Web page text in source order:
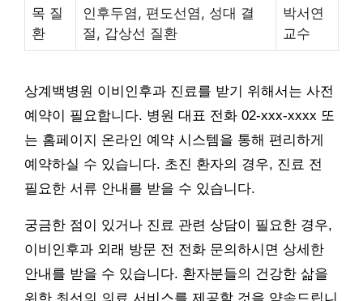
목 질
환
인후두염, 편도선염, 성대 결
절, 갑상선 질환
박서연
교수
상계백병원 이비인후과 진료를 받기 위해서는 사전
예약이 필요합니다. 병원 대표 전화 02-xxx-xxxx 또
는 홈페이지 온라인 예약 시스템을 통해 편리하게
예약하실 수 있습니다. 초진 환자의 경우, 진료 전
필요한 서류 안내를 받을 수 있습니다.
궁금한 점이 있거나 진료 관련 상담이 필요한 경우,
이비인후과 외래 방문 전 전화 문의하시면 상세한
안내를 받을 수 있습니다. 환자분들의 건강한 삶을